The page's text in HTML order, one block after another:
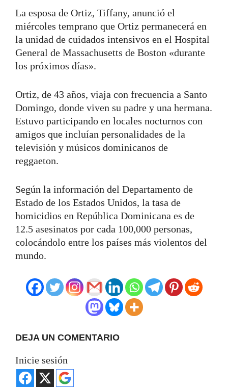
La esposa de Ortiz, Tiffany, anunció el
miércoles temprano que Ortiz permanecerá en
la unidad de cuidados intensivos en el Hospital
General de Massachusetts de Boston «durante
los próximos días».
Ortiz, de 43 años, viaja con frecuencia a Santo
Domingo, donde viven su padre y una hermana.
Estuvo participando en locales nocturnos con
amigos que incluían personalidades de la
televisión y músicos dominicanos de
reggaeton.
Según la información del Departamento de
Estado de los Estados Unidos, la tasa de
homicidios en República Dominicana es de
12.5 asesinatos por cada 100,000 personas,
colocándolo entre los países más violentos del
mundo.
DEJA UN COMENTARIO
Inicie sesión